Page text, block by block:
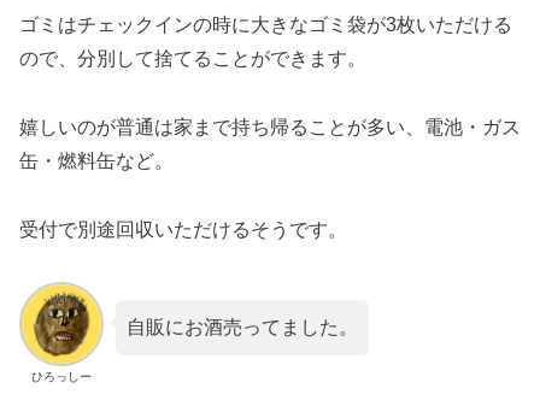
ゴミはチェックインの時に大きなゴミ袋が3枚いただける
ので、分別して捨てることができます。
嬉しいのが普通は家まで持ち帰ることが多い、電池・ガス
缶・燃料缶など。
受付で別途回収いただけるそうです。
ひろっしー
自販にお酒売ってました。